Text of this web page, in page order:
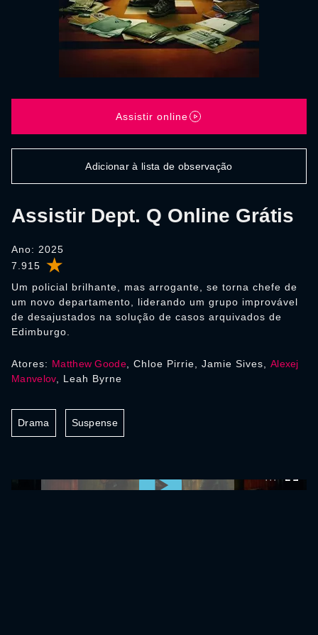
7.915
Assistir Dept. Q Online Grátis
Ano: 2025
Um policial brilhante, mas arrogante, se torna chefe de
um novo departamento, liderando um grupo improvável
de desajustados na solução de casos arquivados de
Edimburgo.
Assistir online
Adicionar à lista de observação
Atores: Matthew Goode, Chloe Pirrie, Jamie Sives, Alexej
Manvelov , Leah Byrne
Drama Suspense